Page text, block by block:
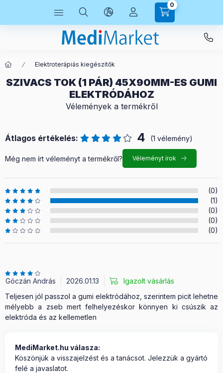
0
Elektroterápiás kiegészítők
SZIVACS TOK (1 PÁR) 45X90MM-ES GUMI
ELEKTRÓDÁHOZ
Vélemények a termékről
Átlagos értékelés: 4 (1 vélemény)
Még nem írt véleményt a termékről? Véleményt írok
(0)
(1)
(0)
(0)
(0)
Góczán András 2026.01.13
Igazolt vásárlás
Teljesen jól passzol a gumi elektródához, szerintem picit lehetne
mélyebb a zseb mert felhelyezéskor könnyen ki csúszik az
elektróda és az kellemetlen
MediMarket.hu válasza:
Köszönjük a visszajelzést és a tanácsot. Jelezzük a gyártó
felé a javaslatot.